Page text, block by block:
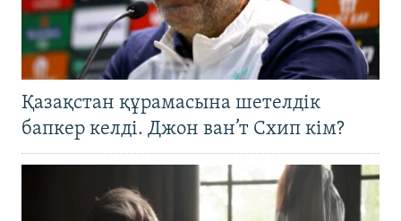
Қазақстан құрамасына шетелдік
бапкер келді. Джон ван’т Схип кім?